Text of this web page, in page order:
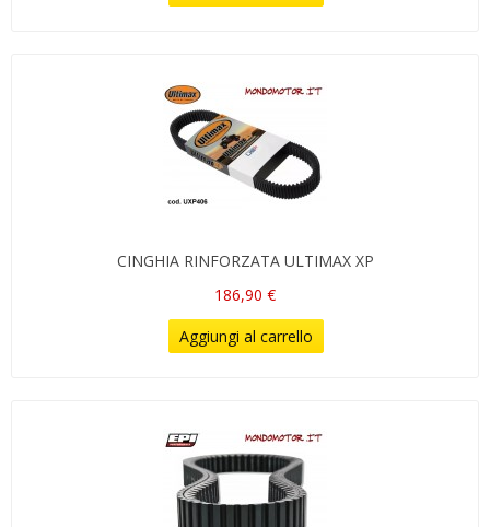
CINGHIA RINFORZATA ULTIMAX XP
186,90 €
Aggiungi al carrello